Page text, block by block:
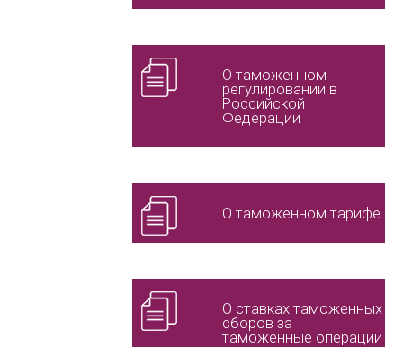
О таможенном
регулировании в
Российской
Федерации
О таможенном тарифе
О ставках таможенных
сборов за
таможенные операции